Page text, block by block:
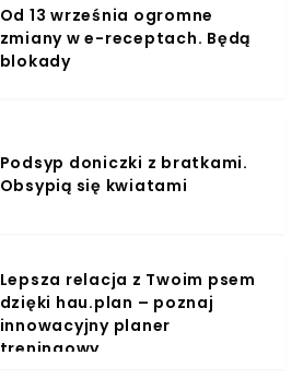
Od 13 września ogromne
zmiany w e-receptach. Będą
blokady
Podsyp doniczki z bratkami.
Obsypią się kwiatami
Lepsza relacja z Twoim psem
dzięki hau.plan – poznaj
innowacyjny planer
treningowy